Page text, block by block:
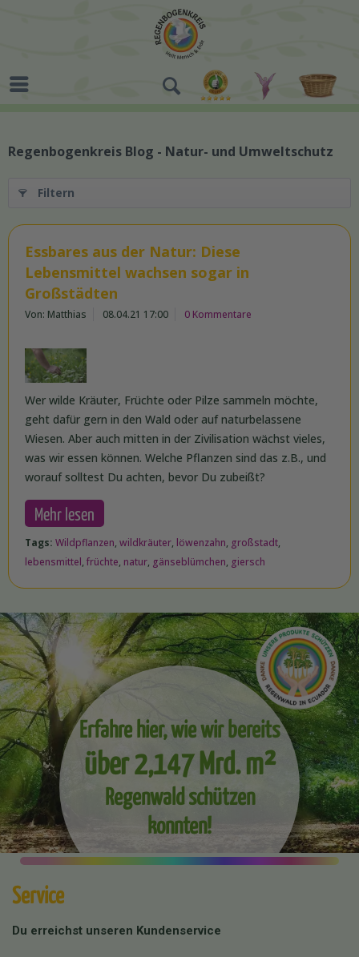
Regenbogenkreis Blog - Natur- und Umweltschutz
Filtern
Essbares aus der Natur: Diese
Lebensmittel wachsen sogar in
Großstädten
Von: Matthias 08.04.21 17:00 0 Kommentare
Wer wilde Kräuter, Früchte oder Pilze sammeln möchte,
geht dafür gern in den Wald oder auf naturbelassene
Wiesen. Aber auch mitten in der Zivilisation wächst vieles,
was wir essen können. Welche Pflanzen sind das z.B., und
worauf solltest Du achten, bevor Du zubeißt?
Mehr lesen
Tags: Wildpflanzen, wildkräuter, löwenzahn, großstadt,
lebensmittel, früchte, natur, gänseblümchen, giersch
Erfahre hier, wie wir bereits
über 2,147 Mrd. m²
Regenwald schützen
konnten!
Service
Du erreichst unseren Kundenservice